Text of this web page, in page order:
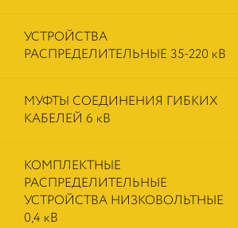
УСТРОЙСТВА
РАСПРЕДЕЛИТЕЛЬНЫЕ 35-220 кВ
МУФТЫ СОЕДИНЕНИЯ ГИБКИХ
КАБЕЛЕЙ 6 кВ
КОМПЛЕКТНЫЕ
РАСПРЕДЕЛИТЕЛЬНЫЕ
УСТРОЙСТВА НИЗКОВОЛЬТНЫЕ
0,4 кВ